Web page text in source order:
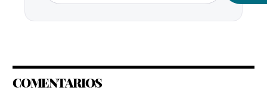
COMENTARIOS